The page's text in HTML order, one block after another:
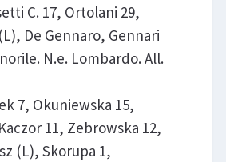
C. 17, Ortolani 29,
De Gennaro, Gennari
N.e. Lombardo. All.
7, Okuniewska 15,
11, Zebrowska 12,
(L), Skorupa 1,